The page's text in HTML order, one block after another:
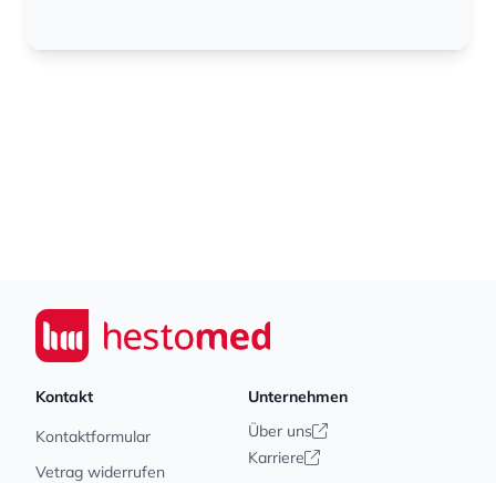
Seiwert GmbH
Kontakt
Kontaktformular
Vetrag widerrufen
Unternehmen
Über uns
Karriere